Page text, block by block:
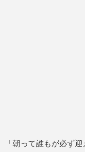
「朝って誰もが必ず